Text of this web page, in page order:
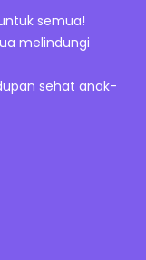
semua!
melindungi
sehat anak-